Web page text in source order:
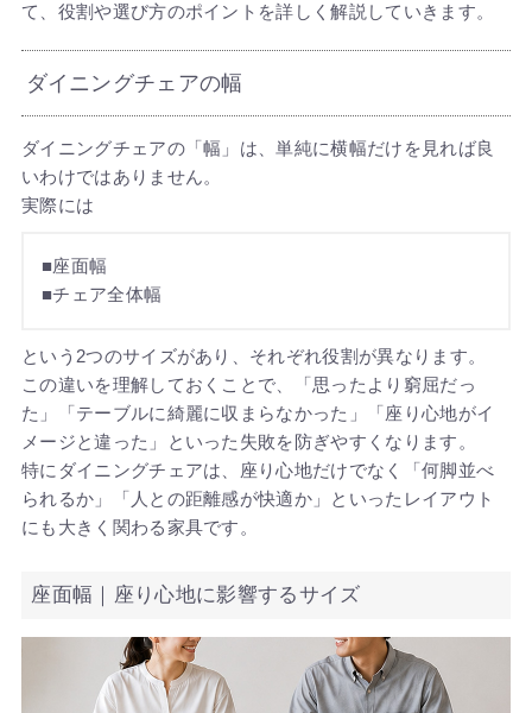
て、役割や選び方のポイントを詳しく解説していきます。
ダイニングチェアの幅
ダイニングチェアの「幅」は、単純に横幅だけを見れば良
いわけではありません。
実際には
■座面幅
■チェア全体幅
という2つのサイズがあり、それぞれ役割が異なります。
この違いを理解しておくことで、「思ったより窮屈だっ
た」「テーブルに綺麗に収まらなかった」「座り心地がイ
メージと違った」といった失敗を防ぎやすくなります。
特にダイニングチェアは、座り心地だけでなく「何脚並べ
られるか」「人との距離感が快適か」といったレイアウト
にも大きく関わる家具です。
座面幅｜座り心地に影響するサイズ